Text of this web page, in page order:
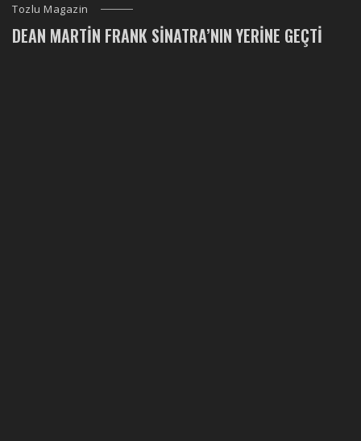
Tozlu Magazin
DEAN MARTIN FRANK SINATRA’NIN YERINE GEÇTI